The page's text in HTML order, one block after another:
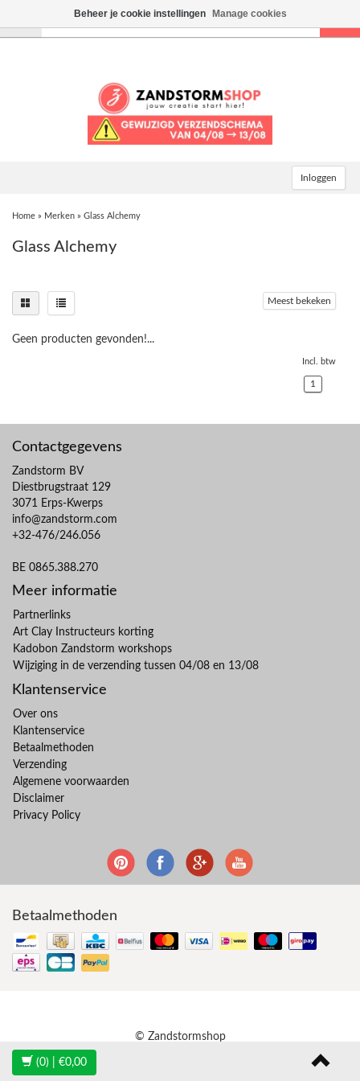
Inloggen
Home » Merken » Glass Alchemy
Glass Alchemy
Meest bekeken
Geen producten gevonden!...
Incl. btw
1
Contactgegevens
Zandstorm BV
Diestbrugstraat 129
3071 Erps-Kwerps
info@zandstorm.com
+32-476/246.056
BE 0865.388.270
Meer informatie
Partnerlinks
Art Clay Instructeurs korting
Kadobon Zandstorm workshops
Wijziging in de verzending tussen 04/08 en 13/08
Klantenservice
Over ons
Klantenservice
Betaalmethoden
Verzending
Algemene voorwaarden
Disclaimer
Privacy Policy
Betaalmethoden
© Zandstormshop
(0) | €0,00
Beheer je cookie instellingen Manage cookies